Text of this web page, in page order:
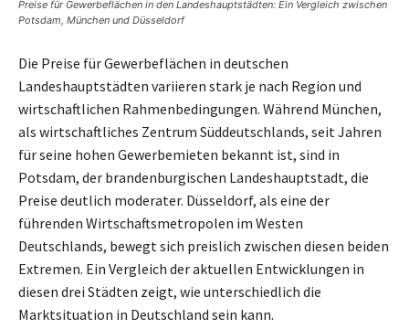
Preise für Gewerbeflächen in den Landeshauptstädten: Ein Vergleich zwischen
Potsdam, München und Düsseldorf
Die Preise für Gewerbeflächen in deutschen
Landeshauptstädten variieren stark je nach Region und
wirtschaftlichen Rahmenbedingungen. Während München,
als wirtschaftliches Zentrum Süddeutschlands, seit Jahren
für seine hohen Gewerbemieten bekannt ist, sind in
Potsdam, der brandenburgischen Landeshauptstadt, die
Preise deutlich moderater. Düsseldorf, als eine der
führenden Wirtschaftsmetropolen im Westen
Deutschlands, bewegt sich preislich zwischen diesen beiden
Extremen. Ein Vergleich der aktuellen Entwicklungen in
diesen drei Städten zeigt, wie unterschiedlich die
Marktsituation in Deutschland sein kann.